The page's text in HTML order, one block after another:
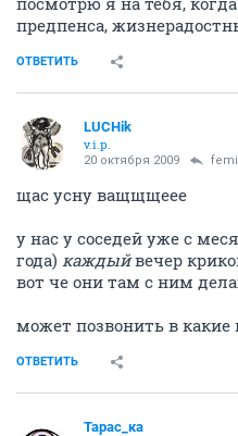
предпенса,
ОТВЕТИТЬ
LUCHik
v.i.p.
20 октября 2009
щас усну ващщщеее
у нас у соседей уже с
года) каждыйвечер
вот че они там с ним
может позвонить в какие
ОТВЕТИТЬ
Тарас_ка